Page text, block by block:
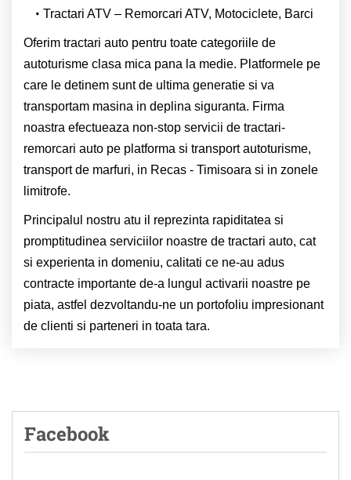
Tractari ATV – Remorcari ATV, Motociclete, Barci
Oferim tractari auto pentru toate categoriile de
autoturisme clasa mica pana la medie. Platformele pe
care le detinem sunt de ultima generatie si va
transportam masina in deplina siguranta. Firma
noastra efectueaza non-stop servicii de tractari-
remorcari auto pe platforma si transport autoturisme,
transport de marfuri, in Recas - Timisoara si in zonele
limitrofe.
Principalul nostru atu il reprezinta rapiditatea si
promptitudinea serviciilor noastre de tractari auto, cat
si experienta in domeniu, calitati ce ne-au adus
contracte importante de-a lungul activarii noastre pe
piata, astfel dezvoltandu-ne un portofoliu impresionant
de clienti si parteneri in toata tara.
Facebook